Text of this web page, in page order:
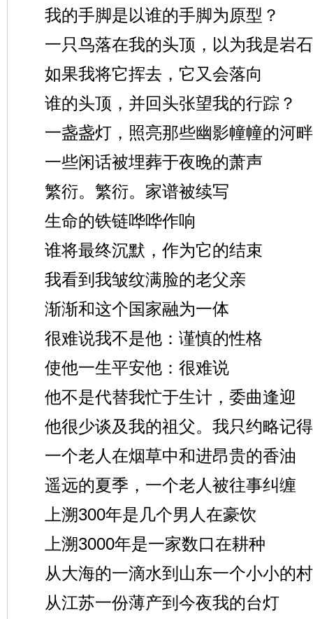
我的手脚是以谁的手脚为原型？
一只鸟落在我的头顶，以为我是岩石
如果我将它挥去，它又会落向
谁的头顶，并回头张望我的行踪？
一盏盏灯，照亮那些幽影幢幢的河
一些闲话被埋葬于夜晚的萧声
繁衍。繁衍。家谱被续写
生命的铁链哗哗作响
谁将最终沉默，作为它的结束
我看到我皱纹满脸的老父亲
渐渐和这个国家融为一体
很难说我不是他：谨慎的性格
使他一生平安他：很难说
他不是代替我忙于生计，委曲逢迎
他很少谈及我的祖父。我只约略记得
一个老人在烟草中和进昂贵的香油
遥远的夏季，一个老人被往事纠缠
上溯300年是几个男人在豪饮
上溯3000年是一家数口在耕种
从大海的一滴水到山东一个小小的
从江苏一份薄产到今夜我的台灯